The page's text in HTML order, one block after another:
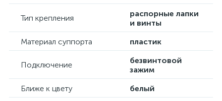
Тип крепления
распорные лапки
и винты
Материал суппорта
пластик
Подключение
безвинтовой
зажим
Ближе к цвету
белый